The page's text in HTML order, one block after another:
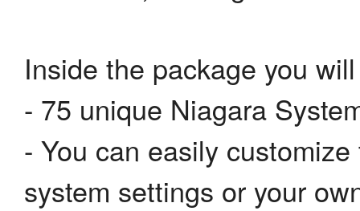
Inside the package you
- 75 unique Niagara
- You can easily
system settings or your